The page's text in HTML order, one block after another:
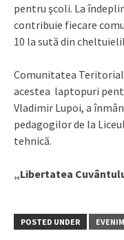
pentru şcoli. La
contribuie fiecare
10 la sută din
Comunitatea
acestea laptopuri
Vladimir Lupoi, a
pedagogilor de la
tehnică.
„Libertatea
POSTED UNDER